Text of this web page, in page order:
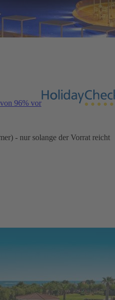
96% vor
- nur solange der Vorrat reicht